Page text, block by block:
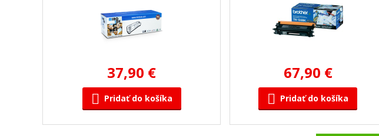
37,90 €
Pridať do košíka
67,90 €
Pridať do košíka